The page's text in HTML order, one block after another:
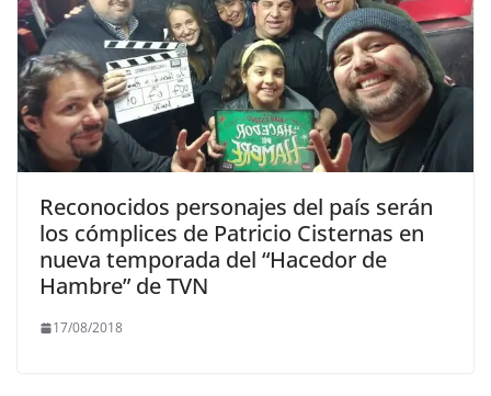
Reconocidos personajes del país serán
los cómplices de Patricio Cisternas en
nueva temporada del “Hacedor de
Hambre” de TVN
17/08/2018